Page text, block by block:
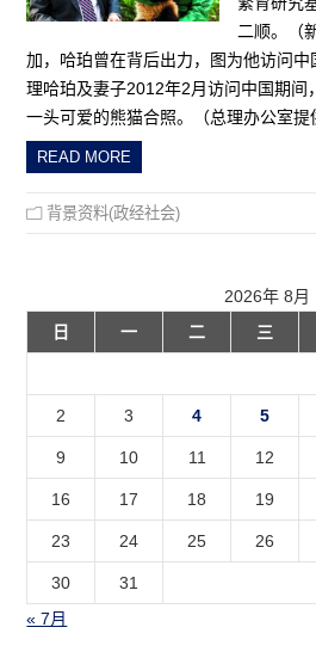
二顺。（
加，哈珀曾在背后出力，图为他访问
理哈珀及妻子2012年2月访问中国期间
一头可爱的熊猫合照。（总理办公室提
READ MORE
背景资料(政经社会)
2026年 8月
日
一 二 三
2 3 4 5
9 10 11 12
16 17 18 19
23 24 25 26
30
31
« 7月